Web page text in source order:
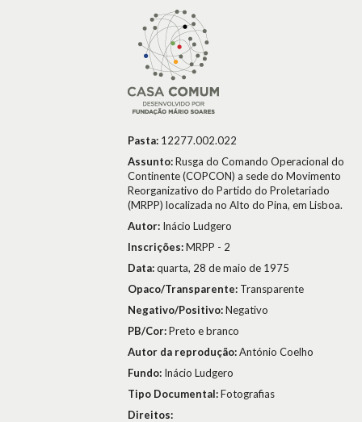
Pasta: 12277.002.022
Assunto:Rusga do Comando Operacional do
Continente (COPCON) a sede do Movimento
Reorganizativo do Partido do Proletariado
(MRPP) localizada no Alto do Pina, em Lisboa.
Autor: Inácio Ludgero
Inscrições:MRPP - 2
Data:quarta, 28 de maio de 1975
Opaco/Transparente: Transparente
Negativo/Positivo:Negativo
PB/Cor:Preto e branco
Autor da reprodução:António Coelho
Fundo: Inácio Ludgero
Tipo Documental:Fotografias
Direitos: